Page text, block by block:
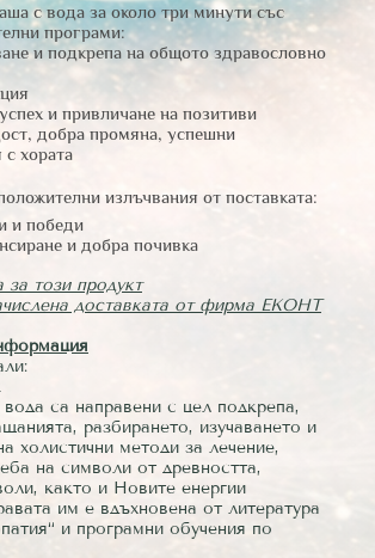
с вода за около три минути със
програми:
и подкрепа на общото здравословно
и привличане на позитиви
добра промяна, успешни
хората
излъчвания от поставката:
и победи
и добра почивка
за този продукт
доставката от фирма ЕКОНТ
вода са направени с цел подкрепа,
разбирането, изучаването и
холистични методи за лечение,
на символи от древността,
както и Новите енергии
им е вдъхновена от литература
и програмни обучения по